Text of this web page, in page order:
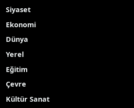
Siyaset
Ekonomi
Dünya
Yerel
Eğitim
Çevre
Kültür Sanat